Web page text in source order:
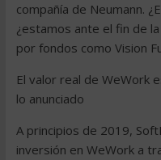
compañía de Neumann.
¿estamos ante el fin de
por fondos como Vision
El valor real de WeWork
lo anunciado
A principios de 2019,
inversión en WeWork a